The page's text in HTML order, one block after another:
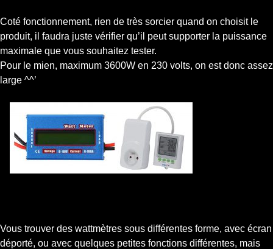
Coté fonctionnement, rien de très sorcier quand on choisit le
produit, il faudra juste vérifier qu’il peut supporter la puissance
maximale que vous souhaitez tester.
Pour le mien, maximum 3600W en 230 volts, on est donc assez
large ^^’
Vous trouver des wattmètres sous différentes forme, avec écran
déporté, ou avec quelques petites fonctions différentes, mais